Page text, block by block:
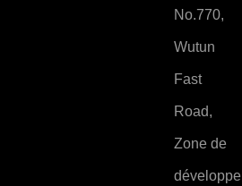
No.770,
Wutun
Fast
Road,
Zone de
développe